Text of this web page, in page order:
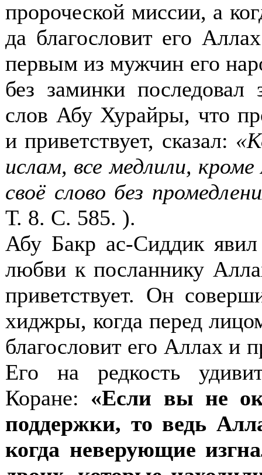
пророческой миссии, а
да благословит его
первым из мужчин его
без заминки
слов Абу Хурайры, что
и приветствует, сказал:
ислам, все медлили,
своё слово без
Т. 8. С. 585. ).
Абу Бакр ас-Сиддик
любви к посланнику
приветствует. Он
хиджры, когда перед
благословит его Аллах и
Его на редкость
Коране: «Если вы не
поддержки, то ведь
когда неверующие